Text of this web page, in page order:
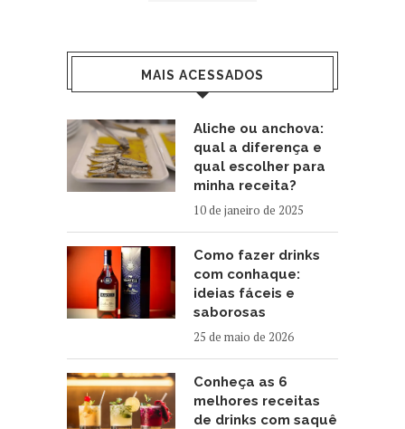
MAIS ACESSADOS
Aliche ou anchova:
qual a diferença e
qual escolher para
minha receita?
10 de janeiro de 2025
Como fazer drinks
com conhaque:
ideias fáceis e
saborosas
25 de maio de 2026
Conheça as 6
melhores receitas
de drinks com saquê